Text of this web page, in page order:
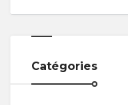
Catégories